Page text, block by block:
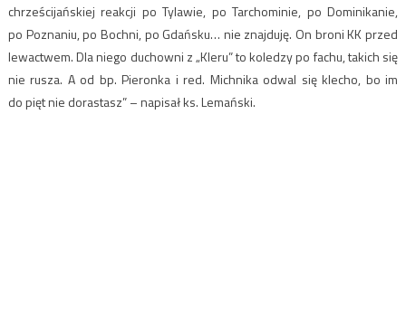
chrześcijańskiej reakcji po Tylawie, po Tarchominie, po Dominikanie,
po Poznaniu, po Bochni, po Gdańsku… nie znajduję. On broni KK przed
lewactwem. Dla niego duchowni z „Kleru” to koledzy po fachu, takich się
nie rusza. A od bp. Pieronka i red. Michnika odwal się klecho, bo im
do pięt nie dorastasz” – napisał ks. Lemański.